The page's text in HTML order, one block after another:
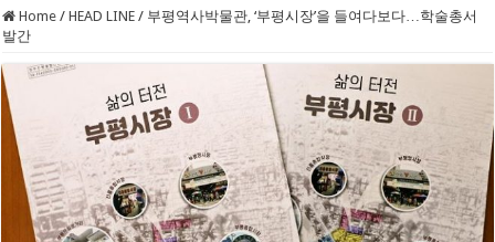
Home / HEAD LINE / 부평역사박물관, ‘부평시장’을 들여다보다…학술총서
발간